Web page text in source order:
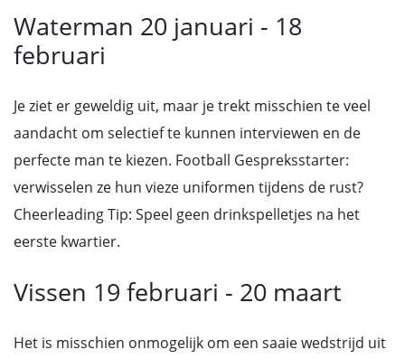
Waterman 20 januari - 18
februari
Je ziet er geweldig uit, maar je trekt misschien te veel
aandacht om selectief te kunnen interviewen en de
perfecte man te kiezen. Football Gespreksstarter:
verwisselen ze hun vieze uniformen tijdens de rust?
Cheerleading Tip: Speel geen drinkspelletjes na het
eerste kwartier.
Vissen 19 februari - 20 maart
Het is misschien onmogelijk om een saaie wedstrijd uit